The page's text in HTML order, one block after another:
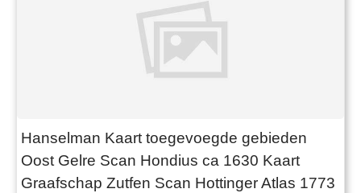
Hanselman Kaart toegevoegde gebieden
Oost Gelre Scan Hondius ca 1630 Kaart
Graafschap Zutfen Scan Hottinger Atlas 1773